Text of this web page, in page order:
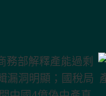
過剩 七大邏
洞明顯；國